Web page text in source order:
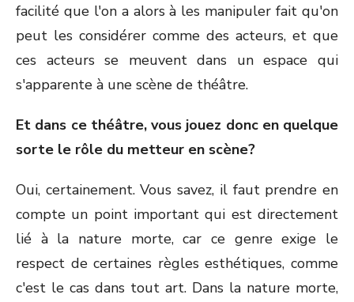
facilité que l'on a alors à les manipuler fait qu'on
peut les considérer comme des acteurs, et que
ces acteurs se meuvent dans un espace qui
s'apparente à une scène de théâtre.
Et dans ce théâtre, vous jouez donc en quelque
sorte le rôle du metteur en scène?
Oui, certainement. Vous savez, il faut prendre en
compte un point important qui est directement
lié à la nature morte, car ce genre exige le
respect de certaines règles esthétiques, comme
c'est le cas dans tout art. Dans la nature morte,